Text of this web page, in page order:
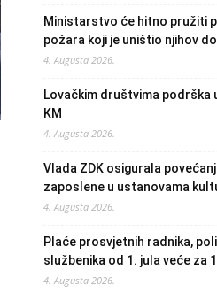
Ministarstvo će hitno pružiti
požara koji je uništio njihov
4. Augusta 2026.
Lovačkim društvima podrška
KM
4. Augusta 2026.
Vlada ZDK osigurala
zaposlene u ustanovama
4. Augusta 2026.
Plaće prosvjetnih radnika,
službenika od 1. jula veće za
4. Augusta 2026.